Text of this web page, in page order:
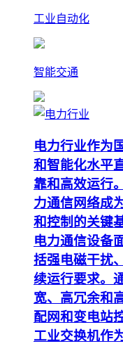
工业自动化
智能交通
电力行业作为
和智能化水平
靠和高效运行
力通信网络成
和控制的关键
电力通信设备
括强电磁干扰
续运行要求。
宽、高冗余和
配网和变电站
工业交换机作